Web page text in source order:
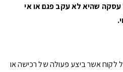
עסקה שהיא לא עקב פגם או אי
לקוח אשר ביצע פעולה של רכישה או